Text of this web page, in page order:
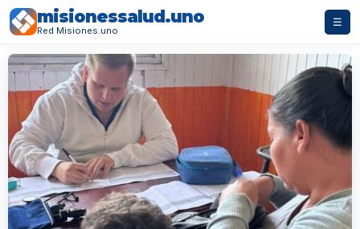
misionessalud.uno
Red Misiones.uno
☰